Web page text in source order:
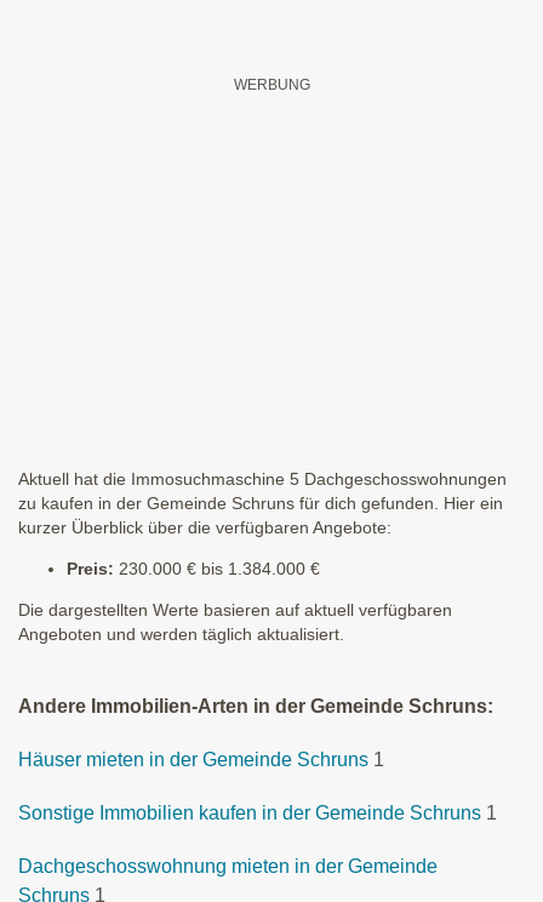
Aktuell hat die Immosuchmaschine 5 Dachgeschosswohnungen
zu kaufen in der Gemeinde Schruns für dich gefunden. Hier ein
kurzer Überblick über die verfügbaren Angebote:
Preis: 230.000 € bis 1.384.000 €
Die dargestellten Werte basieren auf aktuell verfügbaren
Angeboten und werden täglich aktualisiert.
Andere Immobilien-Arten in der Gemeinde Schruns:
Häuser mieten in der Gemeinde Schruns 1
Sonstige Immobilien kaufen in der Gemeinde Schruns 1
Dachgeschosswohnung mieten in der Gemeinde
Schruns 1